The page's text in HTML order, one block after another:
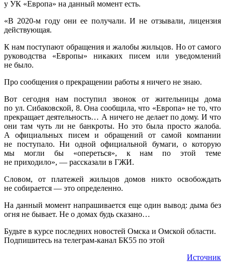
у УК «Европа» на данный момент есть.
«В 2020-м году они ее получали. И не отзывали, лицензия
действующая.
К нам поступают обращения и жалобы жильцов. Но от самого
руководства «Европы» никаких писем или уведомлений
не было.
Про сообщения о прекращении работы я ничего не знаю.
Вот сегодня нам поступил звонок от жительницы дома
по ул. Сибаковской, 8. Она сообщила, что «Европа» не то, что
прекращает деятельность… А ничего не делает по дому. И что
они там чуть ли не банкроты. Но это была просто жалоба.
А официальных писем и обращений от самой компании
не поступало. Ни одной официальной бумаги, о которую
мы могли бы «опереться», к нам по этой теме
не приходило», — рассказали в ГЖИ.
Словом, от платежей жильцов домов никто освобождать
не собирается — это определенно.
На данный момент напрашивается еще один вывод: дыма без
огня не бывает. Не о домах будь сказано…
Будьте в курсе последних новостей Омска и Омской области.
Подпишитесь на телеграм-канал БК55 по этой
Источник